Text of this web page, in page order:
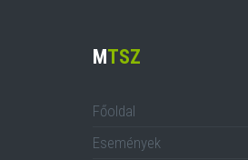
MTSZ
Főoldal
Események